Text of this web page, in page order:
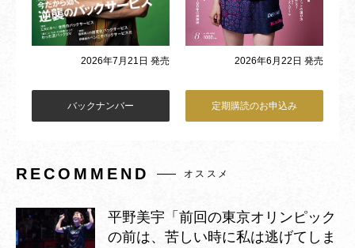
2026年7月21日 発売 2026年6月22日 発売
バックナンバー 定期購読のお申込み
RECOMMEND オススメ
平野美宇「前回の東京オリンピック
の前は、苦しい時に私は逃げてしま